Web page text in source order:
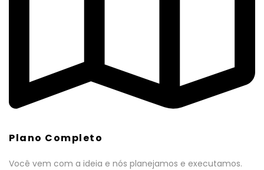
Plano Completo
Você vem com a ideia e nós planejamos e executamos.